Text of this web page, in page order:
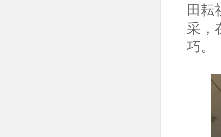
田耘
采，
巧。